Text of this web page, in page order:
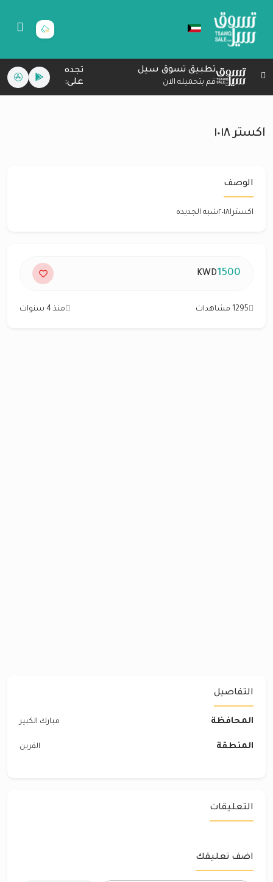
تطبيق تسوق سيل
قم بتحميله الان
تجده
على:
اكستر ١٠١٨
الوصف
اكسترا٢٠١٨شبه الجديده
1500
KWD
1295 مشاهدات منذ 4 سنوات
التفاصيل
المحافظة مبارك الكبير
المنطقة القرين
التعليقات
اضف تعليقك